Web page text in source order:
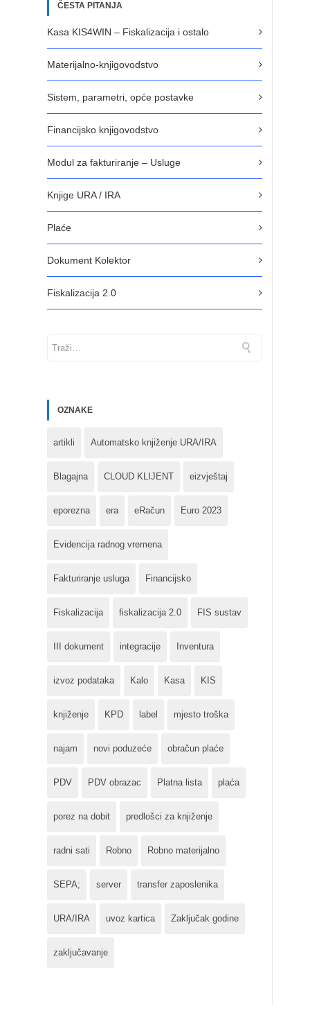
ČESTA PITANJA
Kasa KIS4WIN – Fiskalizacija i ostalo
Materijalno-knjigovodstvo
Sistem, parametri, opće postavke
Financijsko knjigovodstvo
Modul za fakturiranje – Usluge
Knjige URA / IRA
Plaće
Dokument Kolektor
Fiskalizacija 2.0
OZNAKE
artikli Automatsko knjiženje URA/IRA
Blagajna CLOUD KLIJENT eizvještaj
eporezna era eRačun Euro 2023
Evidencija radnog vremena
Fakturiranje usluga Financijsko
Fiskalizacija fiskalizacija 2.0 FIS sustav
III dokument integracije Inventura
izvoz podataka Kalo Kasa KIS
knjiženje KPD label mjesto troška
najam novi poduzeće obračun plaće
PDV PDV obrazac Platna lista plaća
porez na dobit predlošci za knjiženje
radni sati Robno Robno materijalno
SEPA; server transfer zaposlenika
URA/IRA uvoz kartica Zaključak godine
zaključavanje